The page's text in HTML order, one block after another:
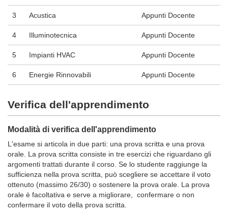
3 Acustica Appunti Docente
4 Illuminotecnica Appunti Docente
5 Impianti HVAC Appunti Docente
6 Energie Rinnovabili Appunti Docente
Verifica dell'apprendimento
Modalità di verifica dell'apprendimento
L'esame si articola in due parti: una prova scritta e una prova
orale. La prova scritta consiste in tre esercizi che riguardano gli
argomenti trattati durante il corso. Se lo studente raggiunge la
sufficienza nella prova scritta, può scegliere se accettare il voto
ottenuto (massimo 26/30) o sostenere la prova orale. La prova
orale è facoltativa e serve a migliorare, confermare o non
confermare il voto della prova scritta.